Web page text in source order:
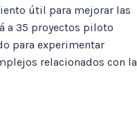
útil para mejorar las
a 35 proyectos piloto
para experimentar
relacionados con la